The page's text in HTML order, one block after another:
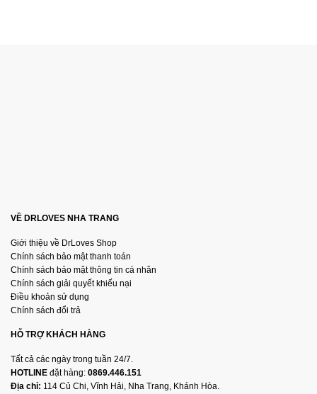
VỀ DRLOVES NHA TRANG
Giới thiệu về DrLoves Shop
Chính sách bảo mật thanh toán
Chính sách bảo mật thông tin cá nhân
Chính sách giải quyết khiếu nại
Điều khoản sử dụng
Chính sách đổi trả
HỖ TRỢ KHÁCH HÀNG
Tất cả các ngày trong tuần 24/7.
HOTLINE đặt hàng: 0869.446.151
Địa chỉ: 114 Củ Chi, Vĩnh Hải, Nha Trang, Khánh Hòa.